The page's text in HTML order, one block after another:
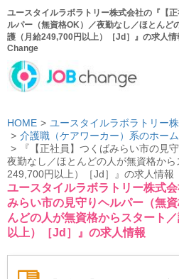
ユースタイルラボラトリー株式会社の『【
ルパー（無資格OK）／夜勤なし／ほとんど
護（月給249,700円以上）［Jd］』の求人
Change
HOME
ユースタイルラボラトリー
介護職（ケアワーカー）系のホー
『【正社員】つくばみらい市の見
夜勤なし／ほとんどの人が無資格か
249,700円以上）［Jd］』の求人情報
ユースタイルラボラトリー株式
みらい市の見守りヘルパー（無
んどの人が無資格からスタート
以上）［Jd］』の求人情報